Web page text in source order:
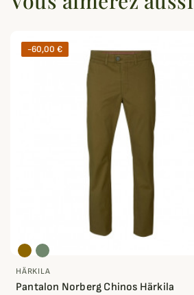
-60,00 €
HÄRKILA
Pantalon Norberg Chinos Härkila